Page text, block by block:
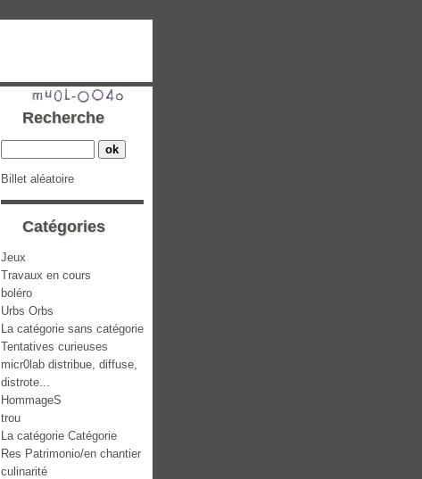
Recherche
Billet aléatoire
Catégories
Jeux
Travaux en cours
boléro
Urbs Orbs
La catégorie sans catégorie
Tentatives curieuses
micr0lab distribue, diffuse,
distrote...
HommageS
trou
La catégorie Catégorie
Res Patrimonio/en chantier
culinarité